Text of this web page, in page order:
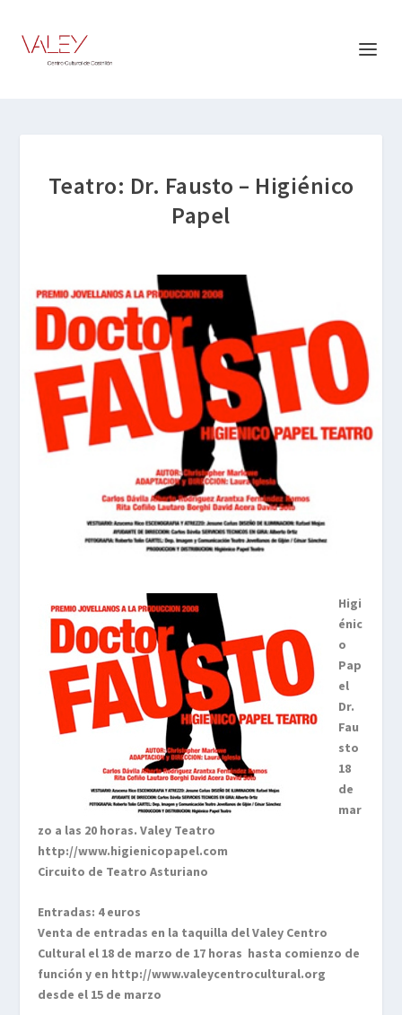
Teatro: Dr. Fausto – Higiénico
Papel
Higi
énic
o
Pap
el
Dr.
Fau
sto
18
de
mar
zo a las 20 horas. Valey Teatro
http://www.higienicopapel.com
Circuito de Teatro Asturiano
Entradas: 4 euros
Venta de entradas en la taquilla del Valey Centro
Cultural el 18 de marzo de 17 horas hasta comienzo de
función y en http://www.valeycentrocultural.org
desde el 15 de marzo